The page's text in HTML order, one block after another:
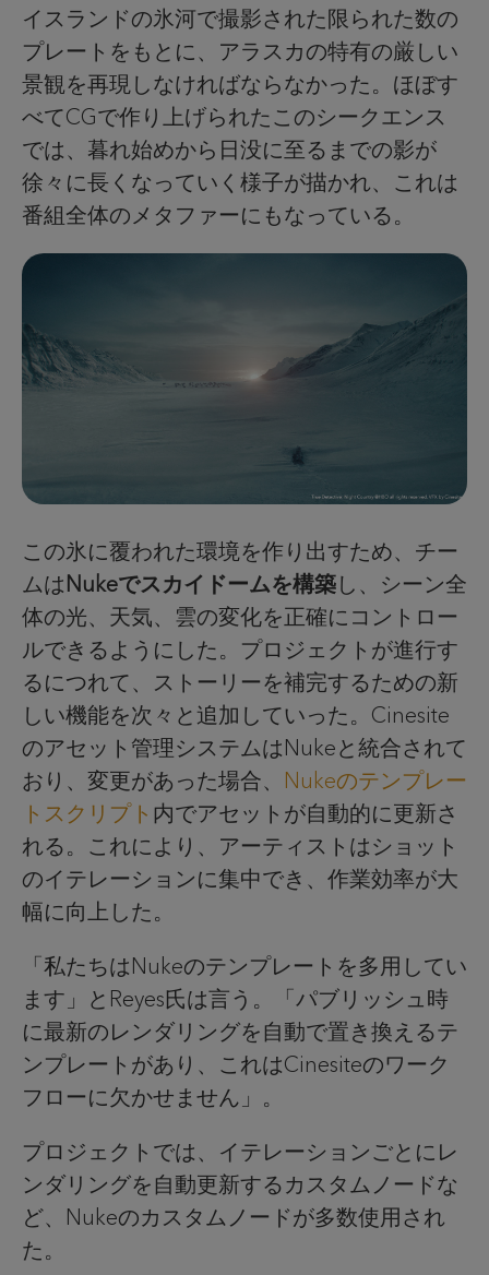
イスランドの氷河で撮影された限られた数の
プレートをもとに、アラスカの特有の厳しい
景観を再現しなければならなかった。ほぼす
べてCGで作り上げられたこのシークエンス
では、暮れ始めから日没に至るまでの影が
徐々に長くなっていく様子が描かれ、これは
番組全体のメタファーにもなっている。
この氷に覆われた環境を作り出すため、チー
ムは Nukeでスカイドームを構築し、シーン全
体の光、天気、雲の変化を正確にコントロー
ルできるようにした。プロジェクトが進行す
るにつれて、ストーリーを補完するための新
しい機能を次々と追加していった。Cinesite
のアセット管理システムはNukeと統合されて
おり、変更があった場合、 Nukeのテンプレー
トスクリプト 内でアセットが自動的に更新さ
れる。これにより、アーティストはショット
のイテレーションに集中でき、作業効率が大
幅に向上した。
「私たちはNukeのテンプレートを多用してい
ます」とReyes氏は言う。「パブリッシュ時
に最新のレンダリングを自動で置き換えるテ
ンプレートがあり、これはCinesiteのワーク
フローに欠かせません」。
プロジェクトでは、イテレーションごとにレ
ンダリングを自動更新するカスタムノードな
ど、Nukeのカスタムノードが多数使用され
た。